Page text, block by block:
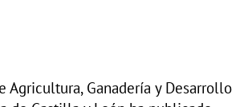
Agricultura, Ganadería y Desarrollo